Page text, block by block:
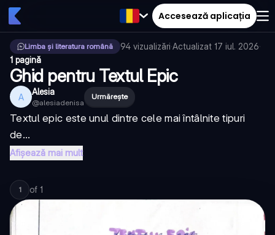
Accesează aplicația
Limba și literatura română 94 vizualizări·Actualizat 17 iul. 2026·
1 pagină
Ghid pentru Textul Epic
A Alesia
@alesiadenisa
Urmărește
Textul epic este unul dintre cele mai întâlnite tipuri
de...
Afișează mai mult
1 of 1